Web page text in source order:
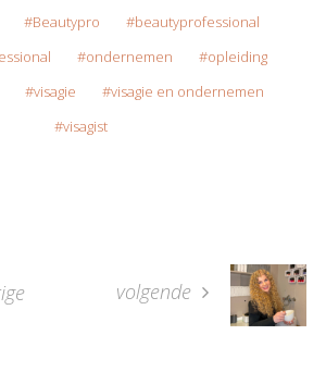
Beautypro
beautyprofessional
ondernemen
opleiding
visagie
visagie en ondernemen
visagist
volgende